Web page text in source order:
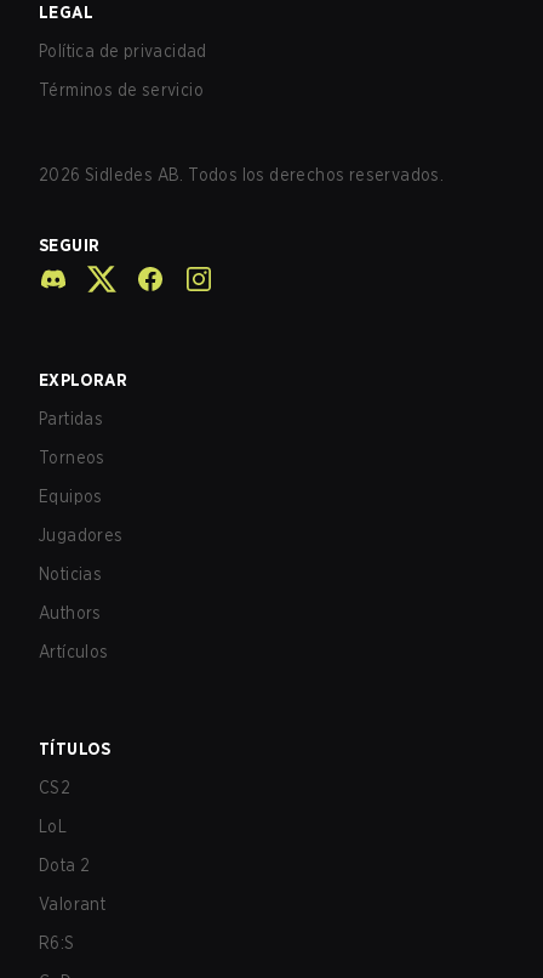
LEGAL
Política de privacidad
Términos de servicio
2026 Sidledes AB. Todos los derechos reservados.
SEGUIR
EXPLORAR
Partidas
Torneos
Equipos
Jugadores
Noticias
Authors
Artículos
TÍTULOS
CS2
LoL
Dota 2
Valorant
R6:S